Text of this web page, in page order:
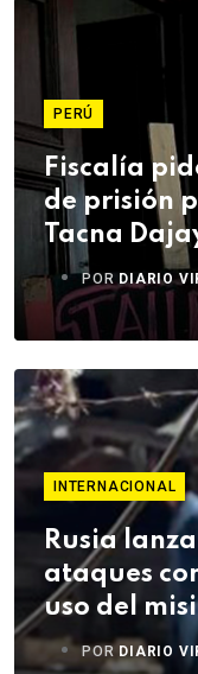
PERÚ
Fiscalía
de prisión
Tacna
POR DIARIO
INTERNACIONAL
Rusia
ataques
uso del
POR DIARIO